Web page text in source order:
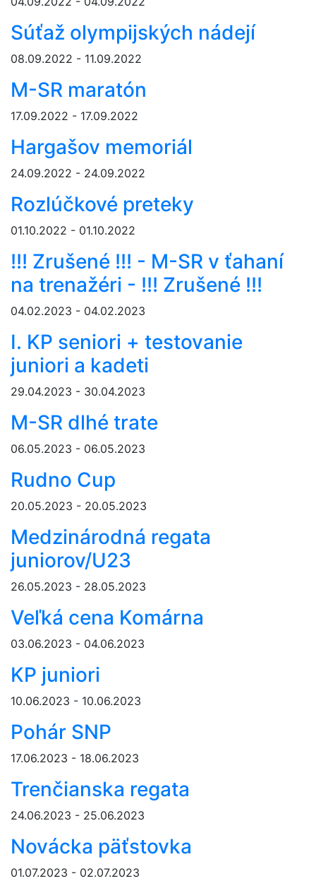
Súťaž olympijských nádejí
08.09.2022 - 11.09.2022
M-SR maratón
17.09.2022 - 17.09.2022
Hargašov memoriál
24.09.2022 - 24.09.2022
Rozlúčkové preteky
01.10.2022 - 01.10.2022
!!! Zrušené !!! - M-SR v ťahaní
na trenažéri - !!! Zrušené !!!
04.02.2023 - 04.02.2023
I. KP seniori + testovanie
juniori a kadeti
29.04.2023 - 30.04.2023
M-SR dlhé trate
06.05.2023 - 06.05.2023
Rudno Cup
20.05.2023 - 20.05.2023
Medzinárodná regata
juniorov/U23
26.05.2023 - 28.05.2023
Veľká cena Komárna
03.06.2023 - 04.06.2023
KP juniori
10.06.2023 - 10.06.2023
Pohár SNP
17.06.2023 - 18.06.2023
Trenčianska regata
24.06.2023 - 25.06.2023
Novácka päťstovka
01.07.2023 - 02.07.2023